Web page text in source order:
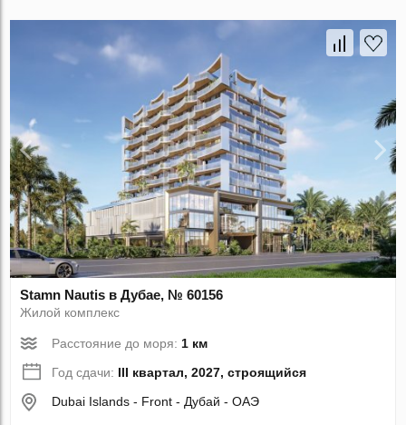
Stamn Nautis в Дубае, № 60156
Жилой комплекс
Расстояние до моря: 1 км
Год сдачи: III квартал, 2027, строящийся
Dubai Islands - Front - Дубай - ОАЭ